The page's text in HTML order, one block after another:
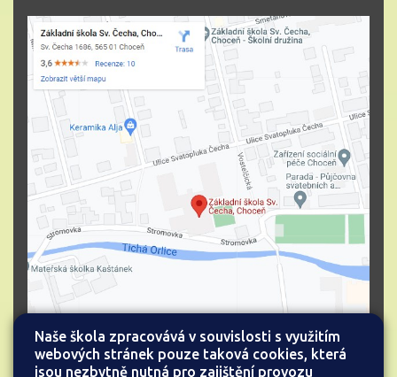
Naše škola zpracovává v souvislosti s využitím
webových stránek pouze taková cookies, která
jsou nezbytně nutná pro zajištění provozu